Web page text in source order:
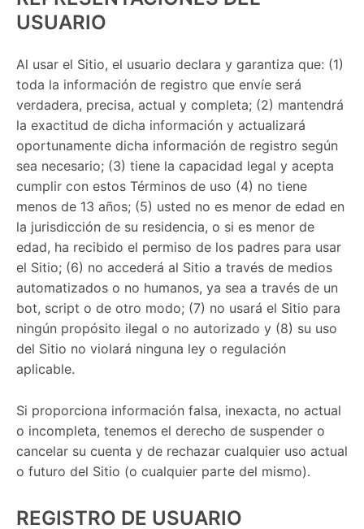
USUARIO
Al usar el Sitio, el usuario declara y garantiza que: (1)
toda la información de registro que envíe será
verdadera, precisa, actual y completa; (2) mantendrá
la exactitud de dicha información y actualizará
oportunamente dicha información de registro según
sea necesario; (3) tiene la capacidad legal y acepta
cumplir con estos Términos de uso (4) no tiene
menos de 13 años; (5) usted no es menor de edad en
la jurisdicción de su residencia, o si es menor de
edad, ha recibido el permiso de los padres para usar
el Sitio; (6) no accederá al Sitio a través de medios
automatizados o no humanos, ya sea a través de un
bot, script o de otro modo; (7) no usará el Sitio para
ningún propósito ilegal o no autorizado y (8) su uso
del Sitio no violará ninguna ley o regulación
aplicable.
Si proporciona información falsa, inexacta, no actual
o incompleta, tenemos el derecho de suspender o
cancelar su cuenta y de rechazar cualquier uso actual
o futuro del Sitio (o cualquier parte del mismo).
REGISTRO DE USUARIO